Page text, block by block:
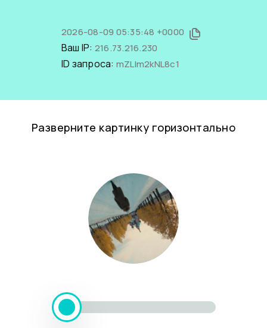
2026-08-09 05:35:48 +0000
Ваш IP: 216.73.216.230
ID запроса: mZLIm2kNL8c1
Разверните картинку горизонтально